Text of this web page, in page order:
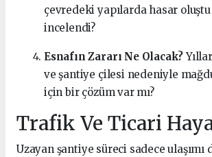
çevredeki yapılarda hasar oluştu
incelendi?
Esnafın Zararı Ne Olacak?
ve şantiye çilesi nedeniyle
için bir çözüm var mı?
Trafik Ve Ticari
Uzayan şantiye süreci sadece ulaşımı